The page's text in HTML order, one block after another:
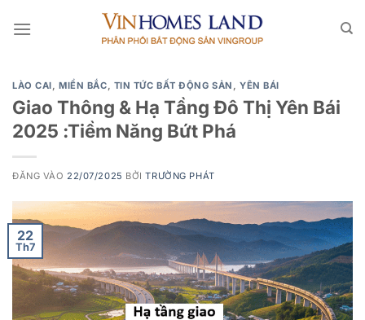
qua
LÀO CAI,MIỀN BẮC, TIN TỨC BẤT ĐỘNG SẢN , YÊN BÁI
Giao Thông & Hạ Tầng Đô Thị Yên Bái
2025 :Tiềm Năng Bứt Phá
ĐĂNG VÀO 22/07/2025 BỞITRƯỜNG PHÁT
22
Th7